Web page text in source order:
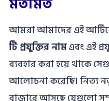
আমরা আমাদের এই
টি প্রযুক্তির নামএবং এই
ব্যবহার করা হয়ে থাকে
আলোচনা করেছি। নিত্য